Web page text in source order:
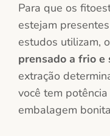
Para que os
estejam
estudos utilizam,
prensado a frio e
extração
você tem
embalagem